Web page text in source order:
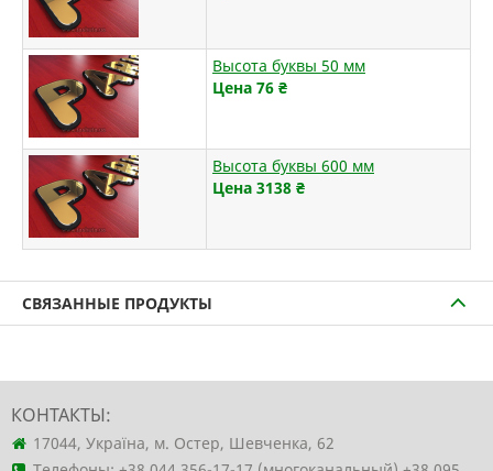
Высота буквы 50 мм
Цена 76 ₴
Высота буквы 600 мм
Цена 3138 ₴
СВЯЗАННЫЕ ПРОДУКТЫ
КОНТАКТЫ:
17044, Україна, м. Остер, Шевченка, 62